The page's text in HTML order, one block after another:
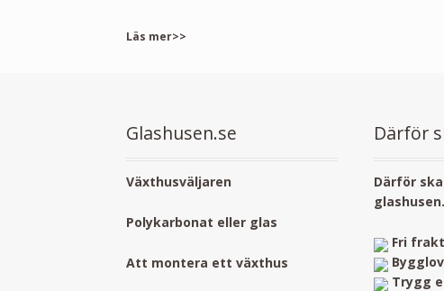
Läs mer>>
Glashusen.se
Växthusväljaren
Polykarbonat eller glas
Att montera ett växthus
Därför
Därför
Fri frakt
Trygg